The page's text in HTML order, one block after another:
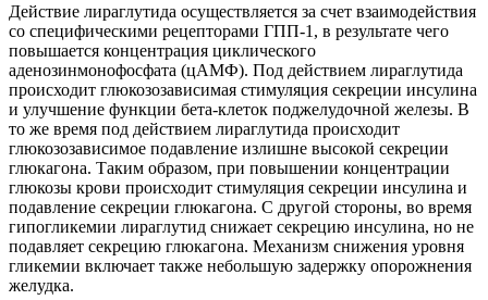
Действие лираглутида осуществляется за счет взаимодействия
со специфическими рецепторами ГПП-1, в результате чего
повышается концентрация циклического
аденозинмонофосфата (цАМФ). Под действием лираглутида
происходит глюкозозависимая стимуляция секреции инсулина
и улучшение функции бета-клеток поджелудочной железы. В
то же время под действием лираглутида происходит
глюкозозависимое подавление излишне высокой секреции
глюкагона. Таким образом, при повышении концентрации
глюкозы крови происходит стимуляция секреции инсулина и
подавление секреции глюкагона. С другой стороны, во время
гипогликемии лираглутид снижает секрецию инсулина, но не
подавляет секрецию глюкагона. Механизм снижения уровня
гликемии включает также небольшую задержку опорожнения
желудка.